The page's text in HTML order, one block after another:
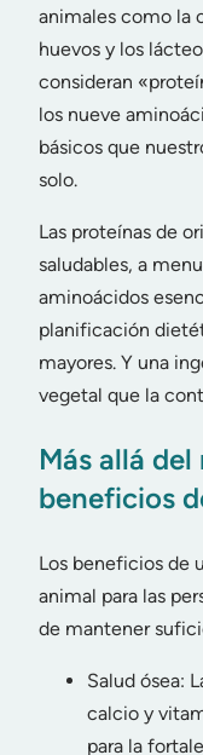
animales como la
huevos y los
consideran
los nueve
básicos que
solo.
Las proteínas de
saludables, a
aminoácidos
planificación
mayores. Y una
vegetal que la
Más allá
beneficios
Los beneficios de
animal para las
de mantener
Salud ósea:
calcio y
para la